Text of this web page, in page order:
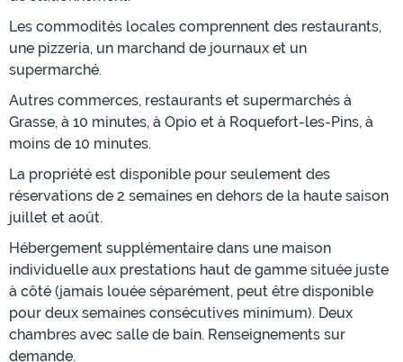
Les commodités locales comprennent des restaurants,
une pizzeria, un marchand de journaux et un
supermarché.
Autres commerces, restaurants et supermarchés à
Grasse, à 10 minutes, à Opio et à Roquefort-les-Pins, à
moins de 10 minutes.
La propriété est disponible pour seulement des
réservations de 2 semaines en dehors de la haute saison
juillet et août.
Hébergement supplémentaire dans une maison
individuelle aux prestations haut de gamme située juste
à côté (jamais louée séparément, peut être disponible
pour deux semaines consécutives minimum). Deux
chambres avec salle de bain. Renseignements sur
demande.